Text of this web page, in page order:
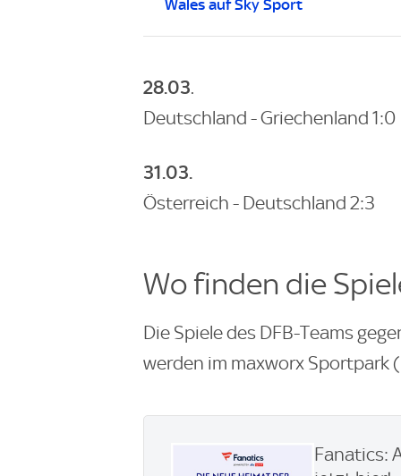
Wales auf Sky Sport
28.03.
Deutschland - Griechenland 1:0
31.03.
Österreich - Deutschland 2:3
Wo finden die
Die Spiele des DFB-Teams
werden im maxworx Sportpark
Fanatics: